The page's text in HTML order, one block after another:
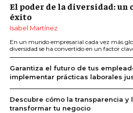
El poder de la diversidad: un
éxito
Isabel Martínez
En un mundo empresarial cada vez más
diversidad se ha convertido en un factor
Garantiza el futuro de tus
implementar prácticas laborales
Descubre cómo la transparencia y
transformar tu negocio